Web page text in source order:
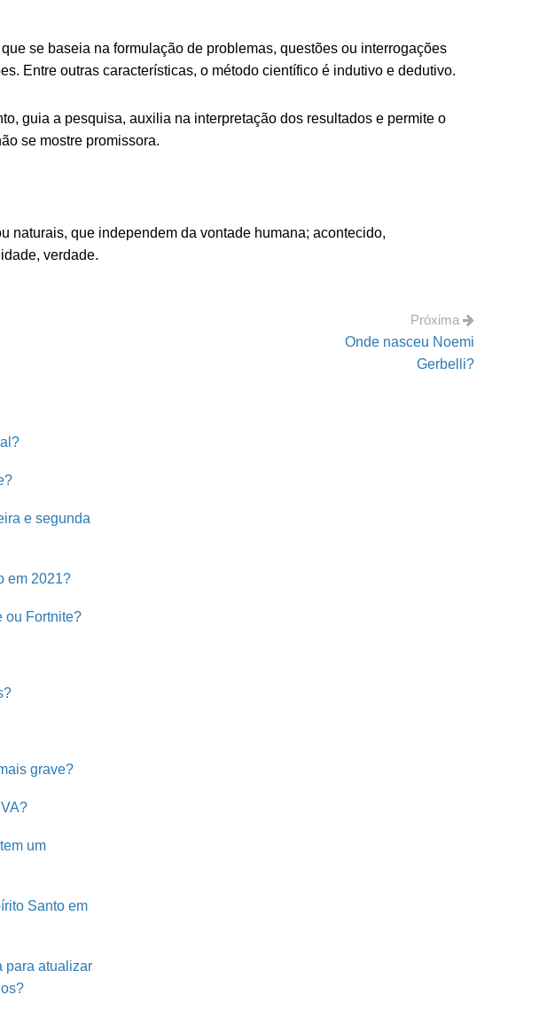
se baseia na formulação de problemas, questões ou interrogações
Entre outras características, o método científico é indutivo e dedutivo.
guia a pesquisa, auxilia na interpretação dos resultados e permite o
se mostre promissora.
naturais, que independem da vontade humana; acontecido,
verdade.
Próxima
Onde nasceu Noemi
Gerbelli?
e segunda
em 2021?
ou Fortnite?
grave?
um
Santo em
para atualizar